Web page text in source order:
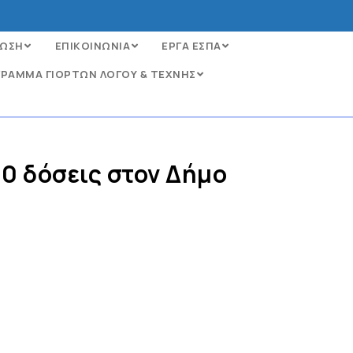
ΕΠΙΚΟΙΝΩΝΙΑ
ΕΡΓΑ ΕΣΠΑ
ΓΙΟΡΤΩΝ ΛΟΓΟΥ & ΤΕΧΝΗΣ
δόσεις στον Δήμο